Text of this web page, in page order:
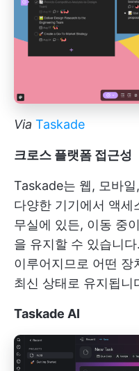
Via Taskade
크로스 플랫폼 접근성
Taskade는 웹, 모바
다양한 기기에서 액
무실에 있든, 이동 중
을 유지할 수 있습니
이루어지므로 어떤
최신 상태로 유지됩니
Taskade AI